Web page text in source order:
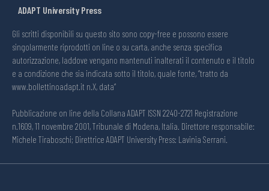
ADAPT University Press
Gli scritti disponibili su questo sito sono copy-free e possono essere
singolarmente riprodotti on line o su carta, anche senza specifica
autorizzazione, laddove vengano mantenuti inalterati il contenuto e il titolo
e a condizione che sia indicata sotto il titolo, quale fonte, “tratto da
www.bollettinoadapt.it n.X, data“
Pubblicazione on line della Collana ADAPT ISSN 2240-2721 Registrazione
n.1609, 11 novembre 2001, Tribunale di Modena, Italia. Direttore responsabile:
Michele Tiraboschi; Direttrice ADAPT University Press: Lavinia Serrani.